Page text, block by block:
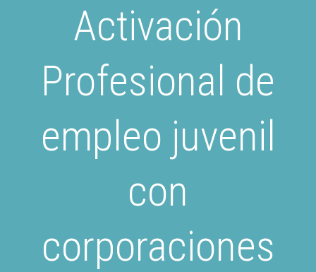
Activación
Profesional de
empleo juvenil
con
corporaciones